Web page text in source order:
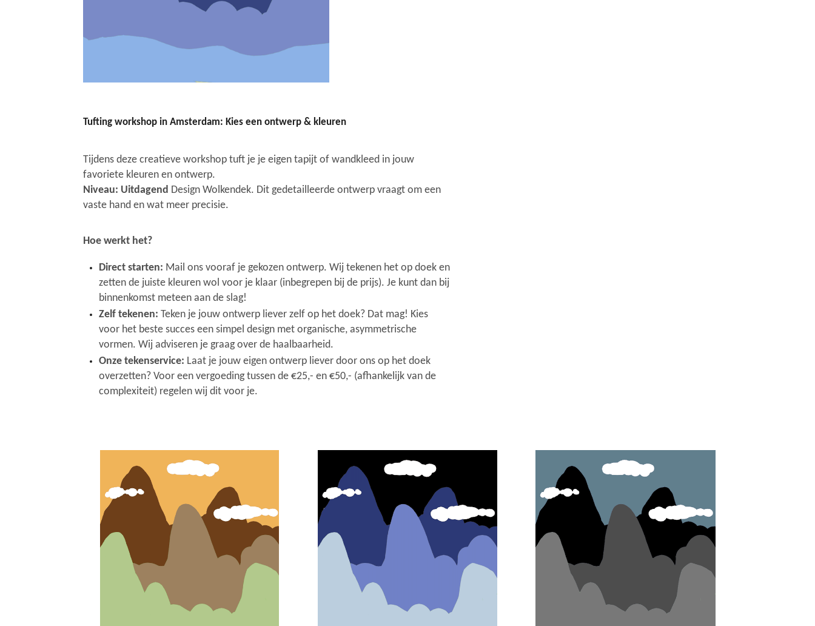
Tufting workshop in Amsterdam: Kies een ontwerp & kleuren
Tijdens deze creatieve workshop tuft je je eigen tapijt of wandkleed in jouw
favoriete kleuren en ontwerp.
Niveau: Uitdagend Design Wolkendek. Dit gedetailleerde ontwerp vraagt om een
vaste hand en wat meer precisie.
Hoe werkt het?
Direct starten: Mail ons vooraf je gekozen ontwerp. Wij tekenen het op doek en
zetten de juiste kleuren wol voor je klaar (inbegrepen bij de prijs). Je kunt dan bij
binnenkomst meteen aan de slag!
Zelf tekenen: Teken je jouw ontwerp liever zelf op het doek? Dat mag! Kies
voor het beste succes een simpel design met organische, asymmetrische
vormen. Wij adviseren je graag over de haalbaarheid.
Onze tekenservice: Laat je jouw eigen ontwerp liever door ons op het doek
overzetten? Voor een vergoeding tussen de €25,- en €50,- (afhankelijk van de
complexiteit) regelen wij dit voor je.